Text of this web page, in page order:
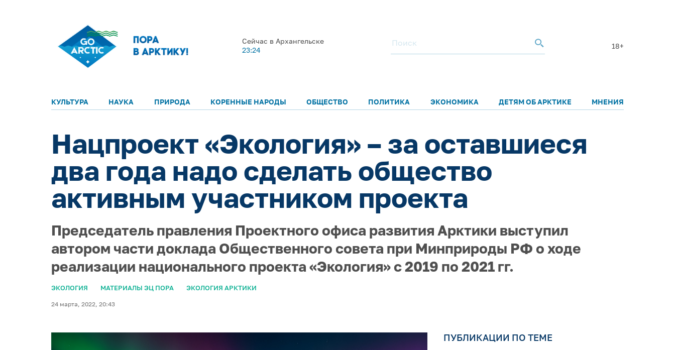
Сейчас в Архангельске
23:24
18+
КУЛЬТУРА НАУКА ПРИРОДА КОРЕННЫЕ НАРОДЫ ОБЩЕСТВО ПОЛИТИКА ЭКОНОМИКА ДЕТЯМ ОБ АРКТИКЕ МНЕНИЯ
Нацпроект «Экология» – за оставшиеся
два года надо сделать общество
активным участником проекта
Председатель правления Проектного офиса развития Арктики выступил
автором части доклада Общественного совета при Минприроды РФ о ходе
реализации национального проекта «Экология» с 2019 по 2021 гг.
ЭКОЛОГИЯ МАТЕРИАЛЫ ЭЦ ПОРА ЭКОЛОГИЯ АРКТИКИ
24 марта, 2022, 20:43
ПУБЛИКАЦИИ ПО ТЕМЕ